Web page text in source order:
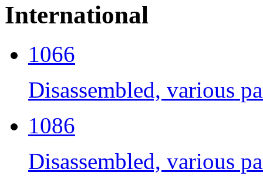
International
1066
Disassembled, various
1086
Disassembled, various